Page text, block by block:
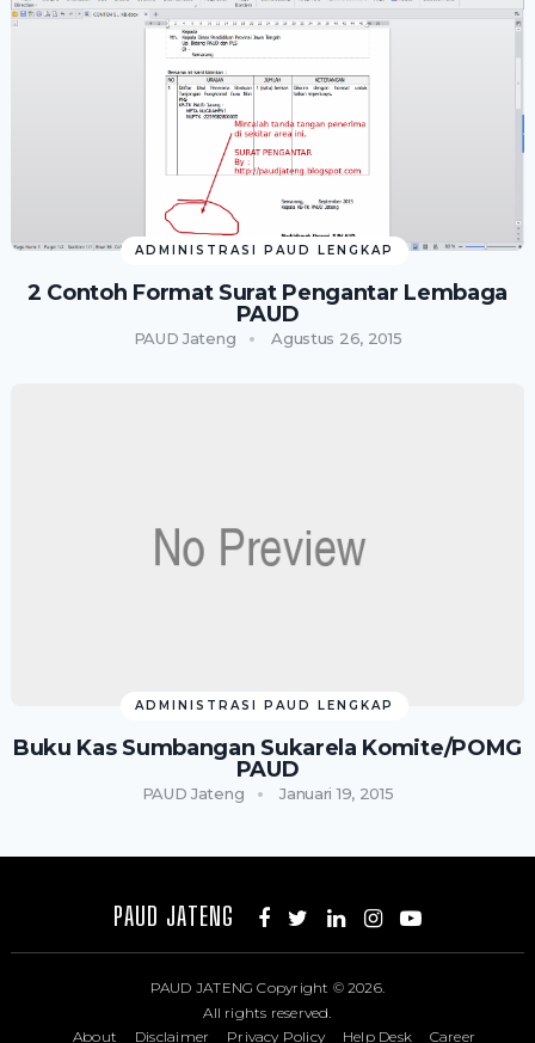
ADMINISTRASI PAUD LENGKAP
2 Contoh Format Surat Pengantar Lembaga
PAUD
PAUD Jateng Agustus 26, 2015
ADMINISTRASI PAUD LENGKAP
Buku Kas Sumbangan Sukarela Komite/POMG
PAUD
PAUD Jateng Januari 19, 2015
PAUD JATENG
PAUD JATENG Copyright © 2026.
All rights reserved.
About
Disclaimer Privacy Policy Help Desk Career